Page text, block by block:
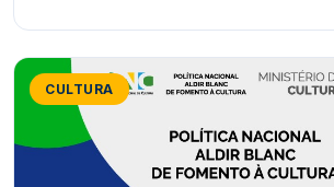
CULTURA